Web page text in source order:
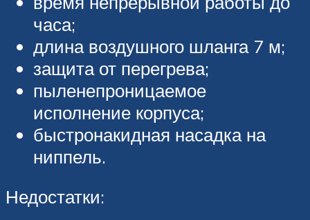
часа;
длина воздушного шланга 7 м;
защита от перегрева;
пыленепроницаемое
исполнение корпуса;
быстронакидная насадка на
ниппель.
Недостатки: